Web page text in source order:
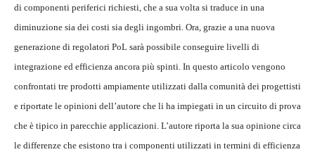
di componenti periferici richiesti, che a sua volta si traduce in una
diminuzione sia dei costi sia degli ingombri. Ora, grazie a una nuova
generazione di regolatori PoL sarà possibile conseguire livelli di
integrazione ed efficienza ancora più spinti. In questo articolo vengono
confrontati tre prodotti ampiamente utilizzati dalla comunità dei progettisti
e riportate le opinioni dell’autore che li ha impiegati in un circuito di prova
che è tipico in parecchie applicazioni. L’autore riporta la sua opinione circa
le differenze che esistono tra i componenti utilizzati in termini di efficienza